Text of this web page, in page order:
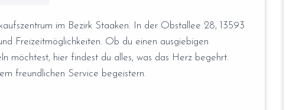
im Bezirk Staaken. In der Obstallee 28, 13593
Freizeitmöglichkeiten. Ob du einen ausgiebigen
möchtest, hier findest du alles, was das Herz begehrt.
freundlichen Service begeistern.